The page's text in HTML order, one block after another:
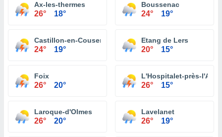
Ax-les-thermes
26° 18°
Boussenac
24° 19°
Castillon-en-Couserans
24° 19°
Etang de Lers
20° 15°
Foix
26° 20°
L'Hospitalet-près-
26° 15°
Laroque-d'Olmes
26° 20°
Lavelanet
26° 19°